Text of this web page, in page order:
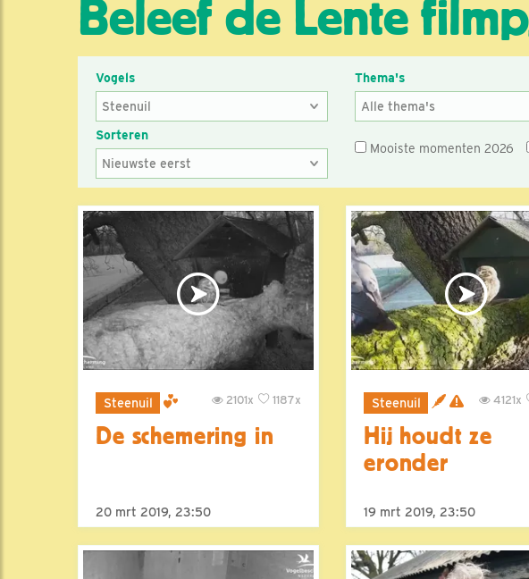
Beleef de Lente
Vogels Thema's
Sorteren
Mooiste momenten 2026
Steenuil 1187x
2101x
De schemering in
20 mrt 2019, 23:50
Steenuil 4121x
Hij houdt ze
eronder
19 mrt 2019, 23:50